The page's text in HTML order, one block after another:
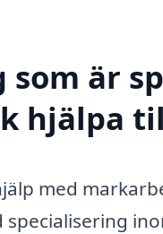
är
hjälpa
med